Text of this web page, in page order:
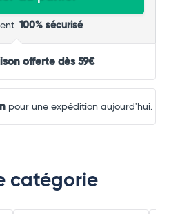
100% sécurisé
offerte dès 59€
pour une expédition aujourd'hui.
catégorie